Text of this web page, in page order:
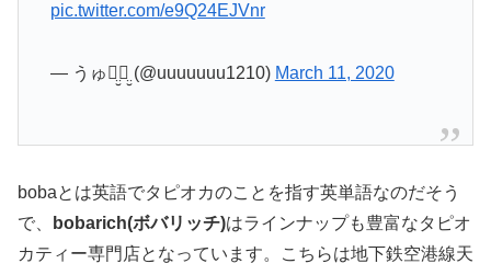
pic.twitter.com/e9Q24EJVnr
— うゅꪔ̤̮ꪔ̤̮ (@uuuuuuu1210) March 11, 2020
bobaとは英語でタピオカのことを指す英単語なのだそう
で、
bobarich(ボバリッチ)はラインナップも豊富なタピオ
カティー専門店となっています。こちらは地下鉄空港線天